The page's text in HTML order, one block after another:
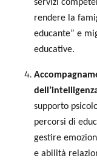
servizi
rendere la
educante” e
educative.
supporto
percorsi di
gestire
e abilità